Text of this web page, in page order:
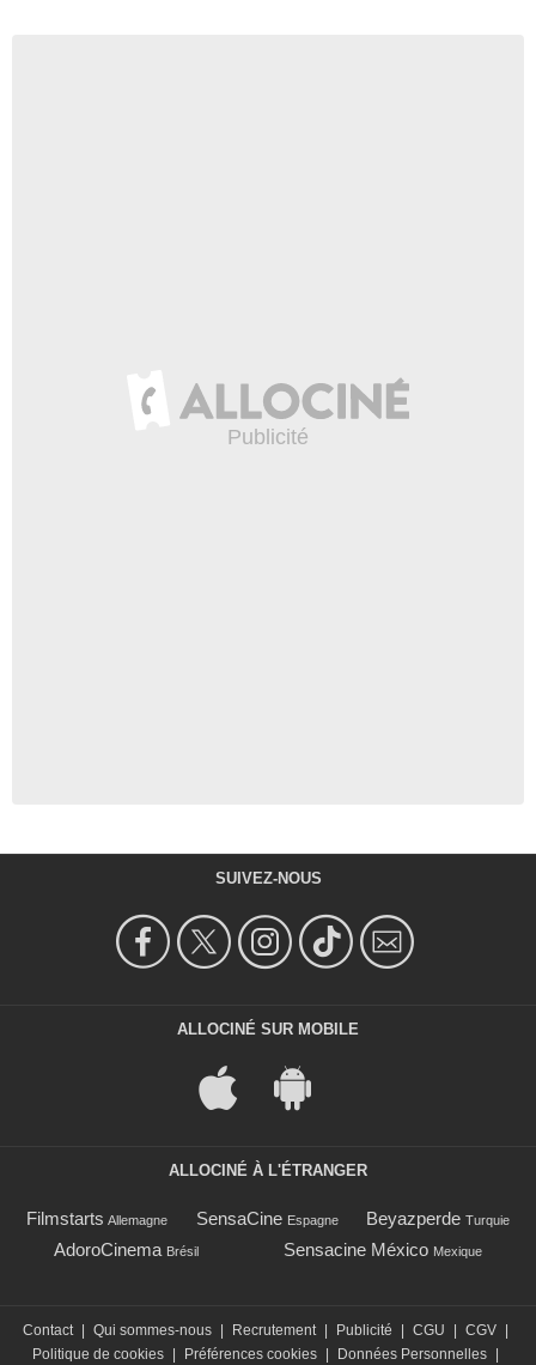
SUIVEZ-NOUS
ALLOCINÉ SUR MOBILE
ALLOCINÉ À L'ÉTRANGER
Filmstarts Allemagne SensaCine Espagne Beyazperde Turquie
AdoroCinema Brésil Sensacine México Mexique
Contact Qui sommes-nous Recrutement Publicité CGU CGV
Politique de cookies
Préférences cookies Données Personnelles